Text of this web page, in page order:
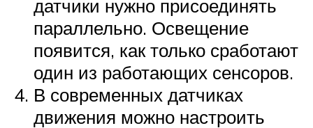
датчики нужно присоединять
параллельно. Освещение
появится, как только сработают
один из работающих сенсоров.
В современных датчиках
движения можно настроить